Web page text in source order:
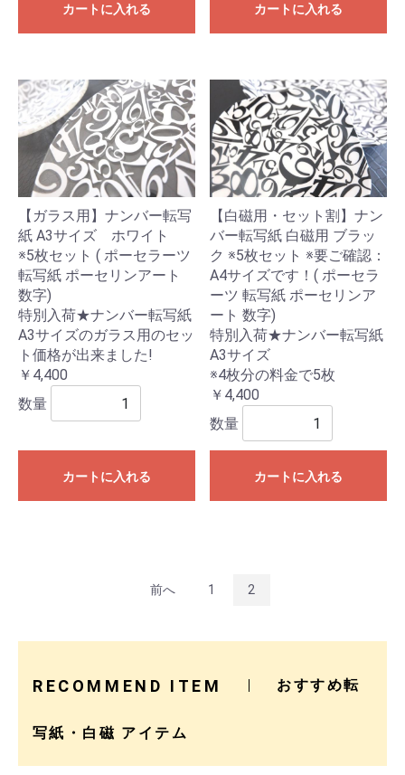
カートに入れる カートに入れる
【ガラス用】ナンバー転写
紙 A3サイズ ホワイト
※5枚セット ( ポーセラーツ
転写紙 ポーセリンアート
数字)
特別入荷★ナンバー転写紙
A3サイズのガラス用のセッ
ト価格が出来ました!
￥4,400
数量
カートに入れる
【白磁用・セット割】ナン
バー転写紙 白磁用 ブラッ
ク ※5枚セット ※要ご確認：
A4サイズです！( ポーセラ
ーツ 転写紙 ポーセリンア
ート 数字)
特別入荷★ナンバー転写紙
A3サイズ
※4枚分の料金で5枚
￥4,400
数量
カートに入れる
前へ 1 2
RECOMMEND ITEM おすすめ転
写紙・白磁 アイテム